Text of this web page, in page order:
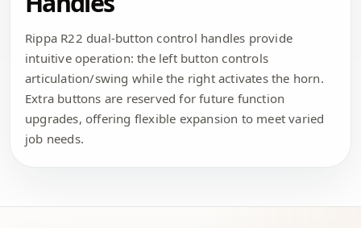
Rippa R22 dual-button control handles provide
intuitive operation: the left button controls
articulation/swing while the right activates the horn.
Extra buttons are reserved for future function
upgrades, offering flexible expansion to meet varied
job needs.